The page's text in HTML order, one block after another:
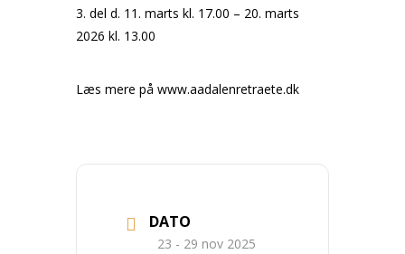
3. del d. 11. marts kl. 17.00 – 20. marts
2026 kl. 13.00
Læs mere på www.aadalenretraete.dk
DATO
23 - 29 nov 2025